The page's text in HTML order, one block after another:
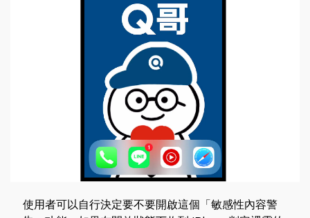
使用者可以自行決定要不要開啟這個「敏感性內容警